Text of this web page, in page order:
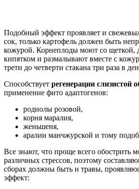
Подобный эффект проявляет и
сок, только картофель должен быть
кожурой. Корнеплоды моют со щеткой,
кипятком и размалывают вместе с
трети до четверти стакана три раза в
Способствует регенерации слизистой
применение фито адаптогенов:
родиолы розовой,
корня маралия,
женьшеня,
аралии манчжурской и тому
Все знают, что проще всего обострить
различных стрессов, поэтому
сборах должны быть и травы,
эффект: